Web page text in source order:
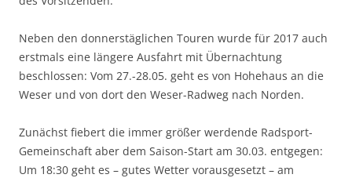
Neben den donnerstäglichen Touren wurde für 2017 auch
erstmals eine längere Ausfahrt mit Übernachtung
beschlossen: Vom 27.-28.05. geht es von Hohehaus an die
Weser und von dort den Weser-Radweg nach Norden.
Zunächst fiebert die immer größer werdende Radsport-
Gemeinschaft aber dem Saison-Start am 30.03. entgegen:
Um 18:30 geht es – gutes Wetter vorausgesetzt – am